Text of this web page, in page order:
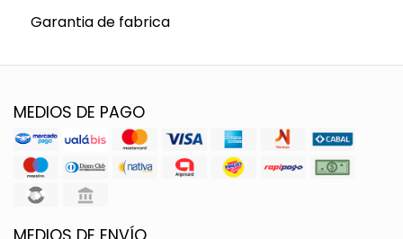
Garantia de fabrica
MEDIOS DE PAGO